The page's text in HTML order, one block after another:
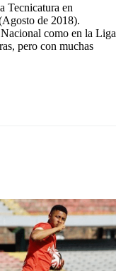
Tecnicatura en
de 2018).
como en la Liga
pero con muchas